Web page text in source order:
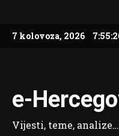
content
7 kolovoza, 2026
e-
Vijesti, teme, analize…